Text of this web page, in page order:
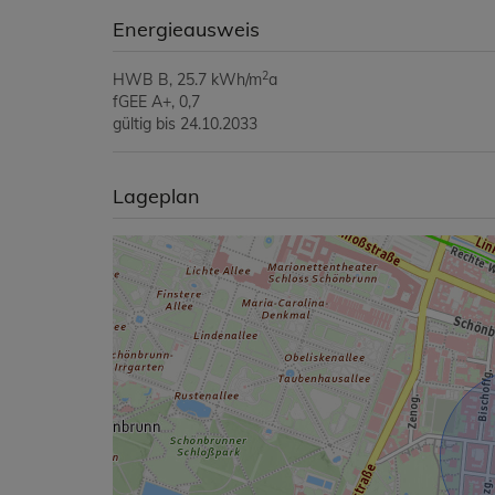
Energieausweis
HWB B, 25.7 kWh/m2a
fGEE A+, 0,7
gültig bis 24.10.2033
Lageplan